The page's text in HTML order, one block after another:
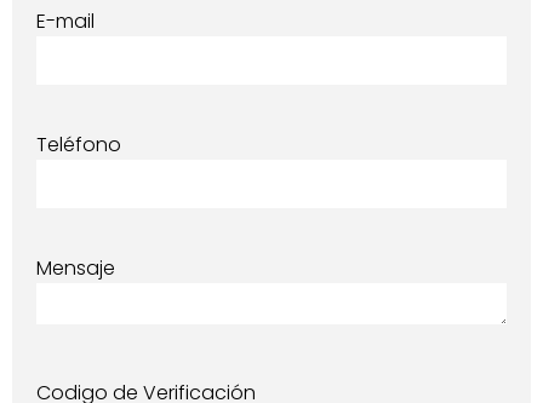
E-mail
Teléfono
Mensaje
Codigo de Verificación